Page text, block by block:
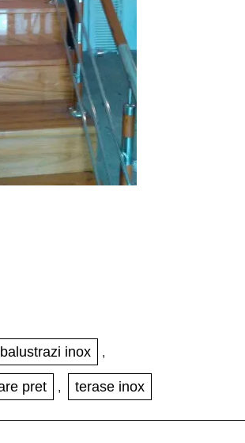
balustrazi inox ,
pret , terase inox